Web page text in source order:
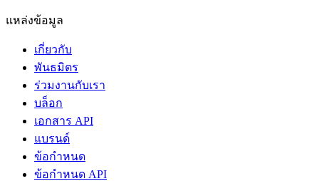
แหล่งข้อมูล
เกี่ยวกับ
พันธมิตร
ร่วมงานกับเรา
บล็อก
เอกสาร API
แบรนด์
ข้อกำหนด
ข้อกำหนด API